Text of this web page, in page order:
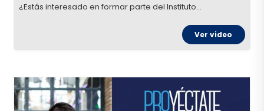
¿Estás interesado en formar parte del Instituto…
Ver video